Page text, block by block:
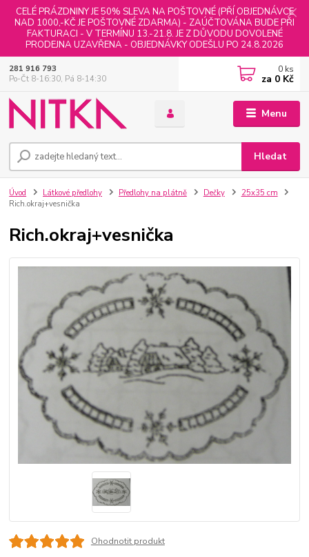
CELÉ PRÁZDNINY JE 50% SLEVA NA POŠTOVNÉ (PŘÍ OBJEDNÁVCE
NAD 1000,-KČ JE POŠTOVNÉ ZDARMA) - ZAÚČTOVÁNA BUDE PŘI
FAKTURACI - V TERMÍNU 13.-21.8. JE Z DŮVODU DOVOLENÉ
PRODEJNA UZAVŘENA - OBJEDNÁVKY ODEŠLU PO 24.8.2026
Menu
Hledat
281 916 793
Po-Čt 8-16:30, Pá 8-14:30
0 ks
za 0 Kč
Úvod Látkové předlohy Předlohy na plátně Dečky
25x35 cm
Rich.okraj+vesnička
Rich.okraj+vesnička
Ohodnotit produkt